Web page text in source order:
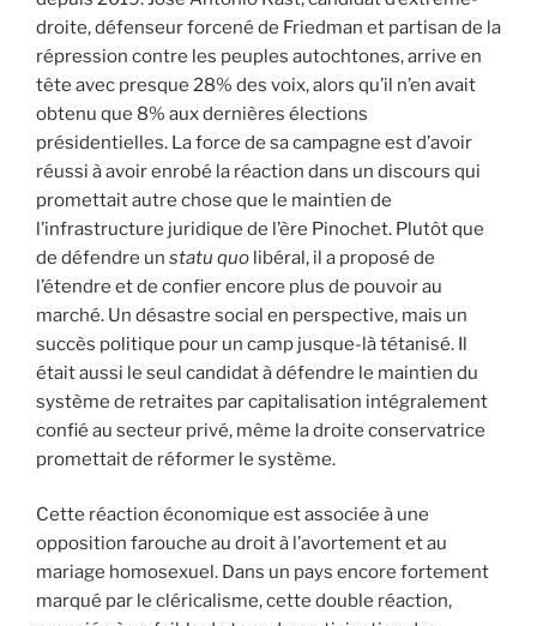
droite, défenseur forcené de Friedman et partisan de la
répression contre les peuples autochtones, arrive en
tête avec presque 28% des voix, alors qu’il n’en avait
obtenu que 8% aux dernières élections
présidentielles. La force de sa campagne est d’avoir
réussi à avoir enrobé la réaction dans un discours qui
promettait autre chose que le maintien de
l’infrastructure juridique de l’ère Pinochet. Plutôt que
de défendre un statu quo libéral, il a proposé de
l’étendre et de confier encore plus de pouvoir au
marché. Un désastre social en perspective, mais un
succès politique pour un camp jusque-là tétanisé. Il
était aussi le seul candidat à défendre le maintien du
système de retraites par capitalisation intégralement
confié au secteur privé, même la droite conservatrice
promettait de réformer le système.
Cette réaction économique est associée à une
opposition farouche au droit à l’avortement et au
mariage homosexuel. Dans un pays encore fortement
marqué par le cléricalisme, cette double réaction,